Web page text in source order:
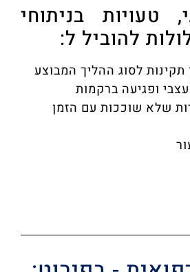
טעויות בניתוחי
להוביל ל:
לסוג ההליך המבוצע
ופגיעה ברקמות
שלא שוככות עם הזמן